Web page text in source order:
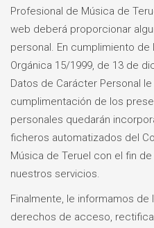
Profesional de Música de
web deberá proporcionar
personal. En cumplimiento
Orgánica 15/1999, de 13 de
Datos de Carácter Personal
cumplimentación de los
personales quedarán
ficheros automatizados del
Música de Teruel con el fin
nuestros servicios.
Finalmente, le informamos
derechos de acceso,